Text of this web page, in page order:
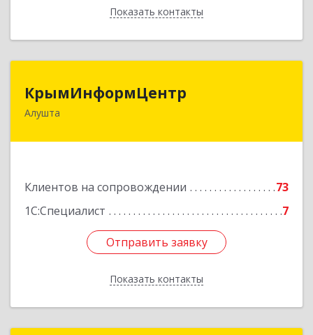
Показать контакты
Назад
КрымИнформЦентр
Алушта
Клиентов на сопровождении
73
1С:Специалист
7
Отправить заявку
Показать контакты
298500, Крым Респ, Алушта г, Горького ул, дом
Отправить заявку
Назад